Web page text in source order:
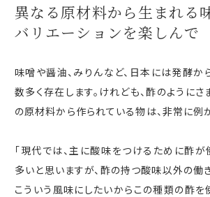
異なる原材料から生まれる
バリエーションを楽しんで
味噌や醤油、みりんなど、日本には発酵
数多く存在します。けれども、酢のように
の原材料から作られている物は、非常に例
「現代では、主に酸味をつけるために酢
多いと思いますが、酢の持つ酸味以外の働
こういう風味にしたいからこの種類の酢を